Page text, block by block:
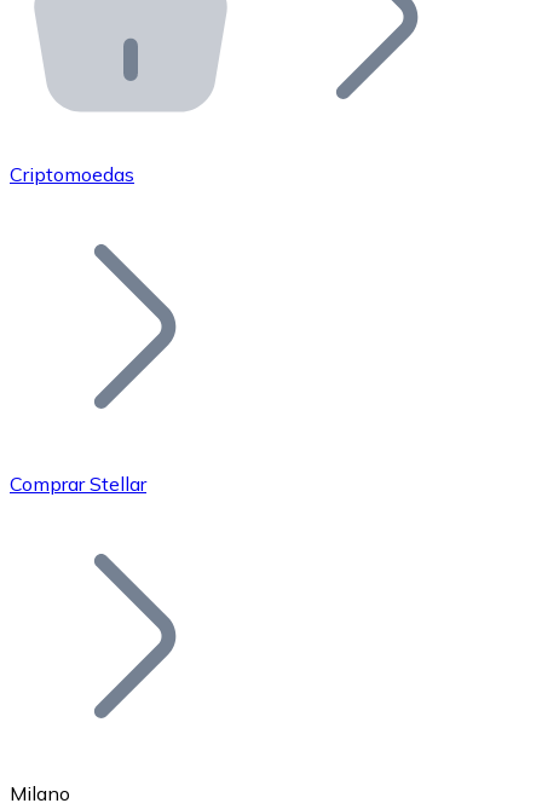
API Bitnovo
Integre nossa API no seu ecossistema.
Junte-se à nossa rede de revendedores e comercialize
Adicione o token do seu projeto ao nosso serviço de
Bitcoin
Criptomoedas
Comprar Stellar
Milano